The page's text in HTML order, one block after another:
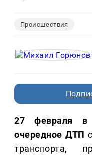
Происшествия
27 февраля в
очередное ДТП
транспорта,